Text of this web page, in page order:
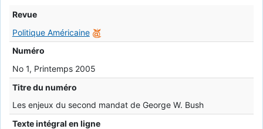
Revue
Politique Américaine
Numéro
No 1, Printemps 2005
Titre du numéro
Les enjeux du second mandat de George W. Bush
Texte intégral en ligne